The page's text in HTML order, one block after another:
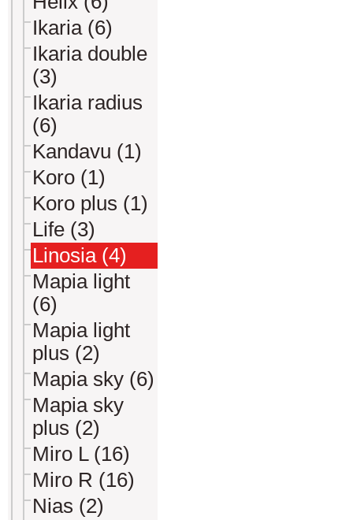
Ikaria (6)
Ikaria double
(3)
Ikaria radius
(6)
Kandavu (1)
Koro (1)
Koro plus (1)
Life (3)
Linosia (4)
Mapia light
(6)
Mapia light
plus (2)
Mapia sky (6)
Mapia sky
plus (2)
Miro L (16)
Miro R (16)
Nias (2)